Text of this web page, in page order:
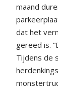
maand
dat het
gereed is.
Tijdens de